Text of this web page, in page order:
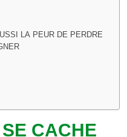
LA PEUR DE PERDRE
SE CACHE